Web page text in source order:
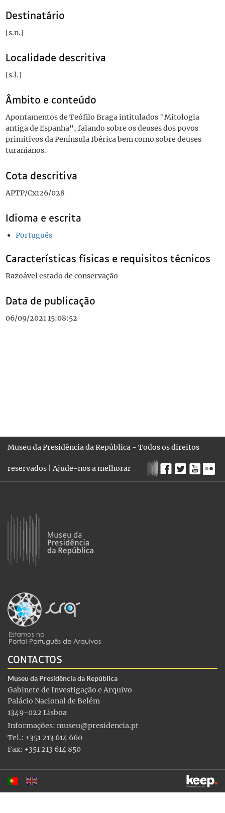
Destinatário
[s.n.]
Localidade descritiva
[s.l.]
Âmbito e conteúdo
Apontamentos de Teófilo Braga intitulados "Mitologia
antiga de Espanha", falando sobre os deuses dos povos
primitivos da Península Ibérica bem como sobre deuses
turanianos.
Cota descritiva
APTP/Cx126/028
Idioma e escrita
Português
Características físicas e requisitos técnicos
Razoável estado de conservação
Data de publicação
06/09/2021 15:08:52
Museu da Presidência da República - Todos os direitos
reservados |Ajude-nos a melhorar
CONTACTOS
Museu da Presidência da República
Gabinete de Investigação e Arquivo
Palácio Nacional de Belém
1349-022 Lisboa
Informações: museu@presidencia.pt
Tel.: +351 213 614 660
Fax: +351 213 614 850